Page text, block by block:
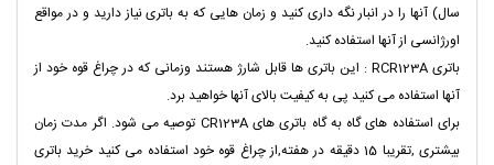
سال) آنها را در انبار نگه داری کنید و زمان هایی که به باتری نیاز دارید و در مواقع
اورژانسی از آنها استفاده کنید.
باتری RCR123A : این باتری ها قابل شارژ هستند وزمانی که در چراغ قوه خود از
آنها استفاده می کنید پی به کیفیت بالای آنها خواهید برد.
برای استفاده های گاه به گاه باتری های CR123A توصیه می شود. اگر مدت زمان
بیشتری ,تقریبا 15 دقیقه در هفته,از چراغ قوه خود استفاده می کنید خرید باتری